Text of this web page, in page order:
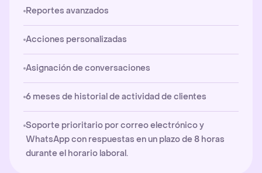
Reportes avanzados
Acciones personalizadas
Asignación de conversaciones
6 meses de historial de actividad de clientes
Soporte prioritario por correo electrónico y
WhatsApp con respuestas en un plazo de 8 horas
durante el horario laboral.